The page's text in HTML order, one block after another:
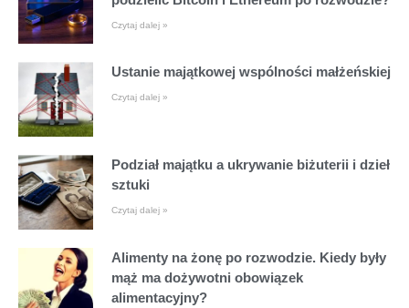
Czytaj dalej »
Ustanie majątkowej wspólności małżeńskiej
Czytaj dalej »
Podział majątku a ukrywanie biżuterii i dzieł
sztuki
Czytaj dalej »
Alimenty na żonę po rozwodzie. Kiedy były
mąż ma dożywotni obowiązek
alimentacyjny?